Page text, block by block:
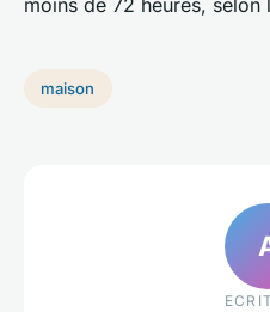
moins de 72 heures, selon
maison